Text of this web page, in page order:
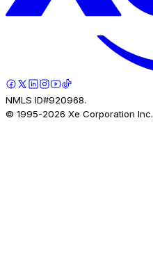
NMLS ID#920968.
© 1995-2026 Xe Corporation Inc.